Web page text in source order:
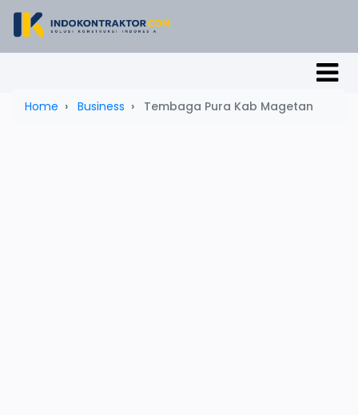
Home Business Tembaga Pura Kab Magetan